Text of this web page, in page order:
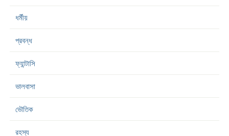
ধর্মীয়
প্রবন্ধ
ফ্যান্টাসি
ভালবাসা
ভৌতিক
রহস্য